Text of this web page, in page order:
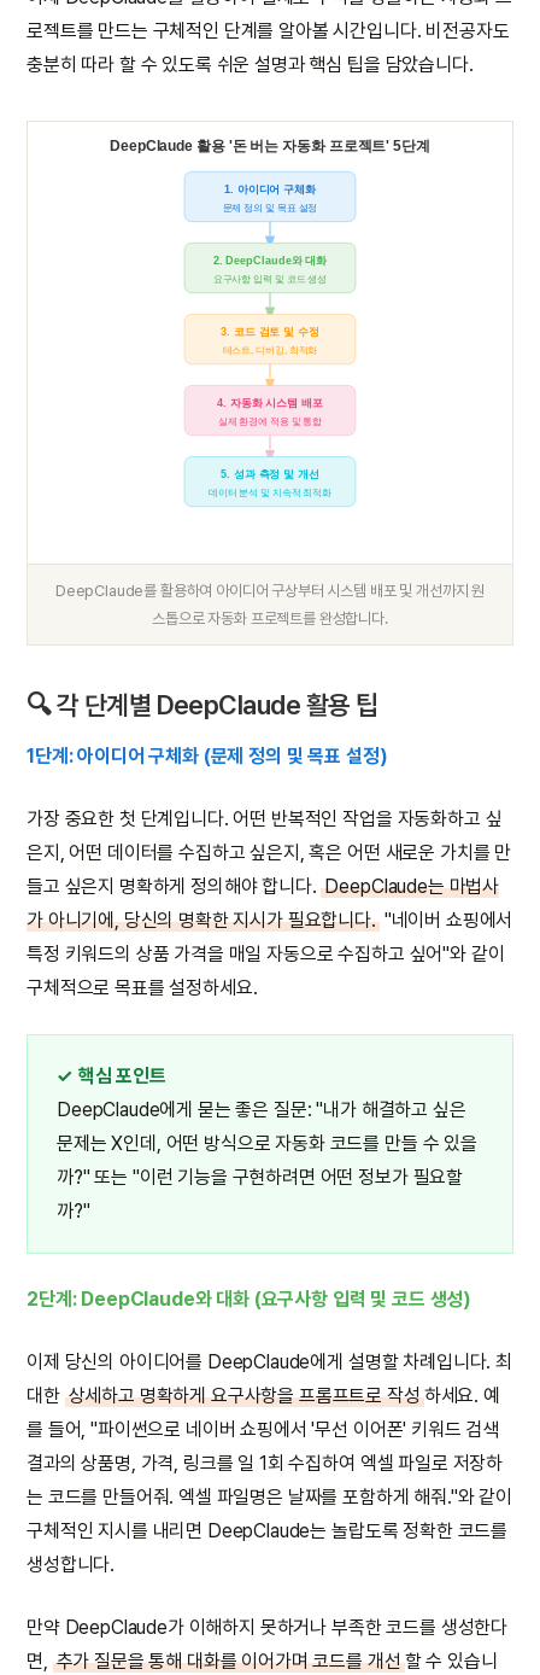
로젝트를 만드는 구체적인 단계를 알아볼 시간입니다. 비전공자도
충분히 따라 할 수 있도록 쉬운 설명과 핵심 팁을 담았습니다.
DeepClaude 활용 '돈 버는 자동화 프로젝트' 5단계
1. 아이디어 구체화
문제 정의 및 목표 설정
2. DeepClaude와 대화
요구사항 입력 및 코드 생성
3. 코드 검토 및 수정
테스트, 디버깅, 최적화
4. 자동화 시스템 배포
실제 환경에 적용 및 통합
5. 성과 측정 및 개선
데이터 분석 및 지속적 최적화
DeepClaude를 활용하여 아이디어 구상부터 시스템 배포 및 개선까지 원
스톱으로 자동화 프로젝트를 완성합니다.
🔍 각 단계별 DeepClaude 활용 팁
1단계: 아이디어 구체화 (문제 정의 및 목표 설정)
가장 중요한 첫 단계입니다. 어떤 반복적인 작업을 자동화하고 싶
은지, 어떤 데이터를 수집하고 싶은지, 혹은 어떤 새로운 가치를 만
들고 싶은지 명확하게 정의해야 합니다.DeepClaude는 마법사
가 아니기에, 당신의 명확한 지시가 필요합니다."네이버 쇼핑에서
특정 키워드의 상품 가격을 매일 자동으로 수집하고 싶어"와 같이
구체적으로 목표를 설정하세요.
✓ 핵심 포인트
DeepClaude에게 묻는 좋은 질문: "내가 해결하고 싶은
문제는 X인데, 어떤 방식으로 자동화 코드를 만들 수 있을
까?" 또는 "이런 기능을 구현하려면 어떤 정보가 필요할
까?"
2단계: DeepClaude와 대화 (요구사항 입력 및 코드 생성)
이제 당신의 아이디어를 DeepClaude에게 설명할 차례입니다. 최
대한 상세하고 명확하게 요구사항을 프롬프트로 작성하세요. 예
를 들어, "파이썬으로 네이버 쇼핑에서 '무선 이어폰' 키워드 검색
결과의 상품명, 가격, 링크를 일 1회 수집하여 엑셀 파일로 저장하
는 코드를 만들어줘. 엑셀 파일명은 날짜를 포함하게 해줘."와 같이
구체적인 지시를 내리면 DeepClaude는 놀랍도록 정확한 코드를
생성합니다.
만약 DeepClaude가 이해하지 못하거나 부족한 코드를 생성한다
면, 추가 질문을 통해 대화를 이어가며 코드를 개선할 수 있습니